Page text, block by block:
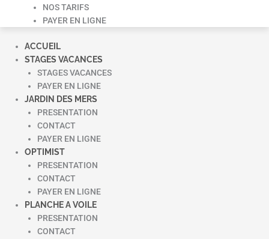
NOS TARIFS
PAYER EN LIGNE
ACCUEIL
STAGES VACANCES
STAGES VACANCES
PAYER EN LIGNE
JARDIN DES MERS
PRESENTATION
CONTACT
PAYER EN LIGNE
OPTIMIST
PRESENTATION
CONTACT
PAYER EN LIGNE
PLANCHE A VOILE
PRESENTATION
CONTACT